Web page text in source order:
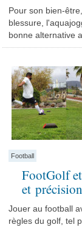
Pour son bien-
blessure,
bonne alternative
Football
FootGolf
et précision
Jouer au football
règles du golf, tel